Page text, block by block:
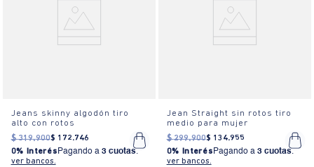
Jeans skinny algodón tiro
alto con rotos
$ 319.900$ 172.746
0% Interés Pagando a 3 cuotas.
ver bancos.
Jean Straight sin rotos tiro
medio para mujer
$ 299.900$ 134.955
0% Interés Pagando a 3 cuotas.
ver bancos.